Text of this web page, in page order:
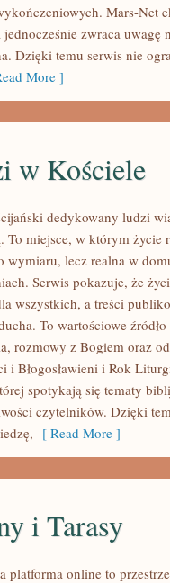
Mars-Net
zwraca uwagę
Dzięki temu serwis nie
More ]
w Kościele
dedykowany ludzi
To miejsce, w którym życie
wymiaru, lecz realna w
Serwis pokazuje, że
wszystkich, a treści
To wartościowe
rozmowy z Bogiem oraz
i Błogosławieni i Rok
spotykają się tematy
czytelników. Dzięki
[ Read More ]
i Tarasy
platforma online to